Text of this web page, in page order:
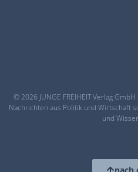
© 2026 JUNGE FREIHEIT Verlag
Nachrichten aus Politik und Wirtschaft
und